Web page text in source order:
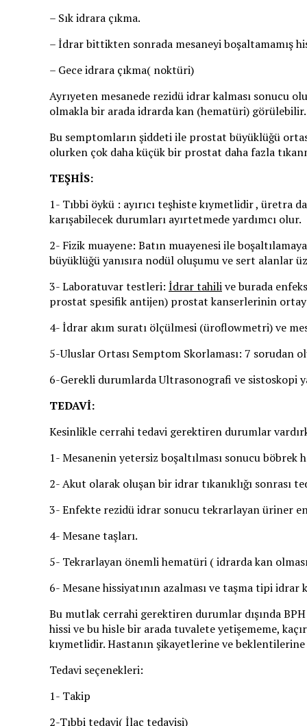
– Sık idrara çıkma.
– İdrar bittikten sonrada mesaneyi boşaltamamış
– Gece idrara çıkma( noktüri)
Ayrıyeten mesanede rezidü idrar kalması sonucu
olmakla bir arada idrarda kan (hematüri) görülebilir.
Bu semptomların şiddeti ile prostat büyüklüğü
olurken çok daha küçük bir prostat daha fazla
TEŞHİS:
1- Tıbbi öykü : ayırıcı teşhiste kıymetlidir , üretra
karışabilecek durumları ayırtetmede yardımcı olur.
2- Fizik muayene: Batın muayenesi ile
büyüklüğü yanısıra nodül oluşumu ve sert alanlar
3- Laboratuvar testleri: İdrar tahilive burada
prostat spesifik antijen) prostat kanserlerinin
4- İdrar akım suratı ölçülmesi (üroflowmetri) ve
5-Uluslar Ortası Semptom Skorlaması: 7
6-Gerekli durumlarda Ultrasonografi ve sistoskopi
TEDAVİ:
Kesinlikle cerrahi tedavi gerektiren durumlar
1- Mesanenin yetersiz boşaltılması sonucu böbrek
2- Akut olarak oluşan bir idrar tıkanıklığı sonrası
3- Enfekte rezidü idrar sonucu tekrarlayan üriner
4- Mesane taşları.
5- Tekrarlayan önemli hematüri ( idrarda kan
6- Mesane hissiyatının azalması ve taşma tipi idrar
Bu mutlak cerrahi gerektiren durumlar dışında
hissi ve bu hisle bir arada tuvalete yetişememe,
kıymetlidir. Hastanın şikayetlerine ve
Tedavi seçenekleri:
1- Takip
2-Tıbbi tedavi( İlaç tedavisi)